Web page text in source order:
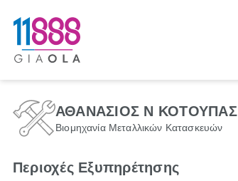
ΑΘΑΝΑΣΙΟΣ Ν ΚΟΤΟΥΠΑΣ
Βιομηχανία Μεταλλικών Κατασκευών
Περιοχές Εξυπηρέτησης